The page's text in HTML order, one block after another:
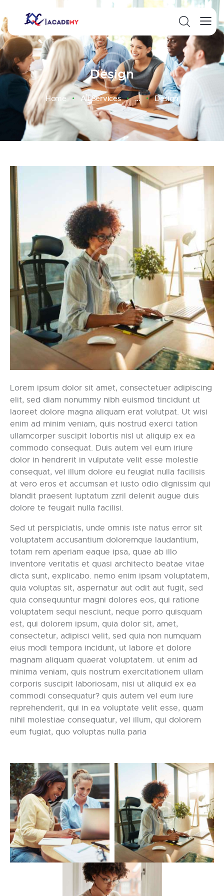
Design
Home All Services ... Design
Lorem ipsum dolor sit amet, consectetuer adipiscing
elit, sed diam nonummy nibh euismod tincidunt ut
laoreet dolore magna aliquam erat volutpat. Ut wisi
enim ad minim veniam, quis nostrud exerci tation
ullamcorper suscipit lobortis nisl ut aliquip ex ea
commodo consequat. Duis autem vel eum iriure
dolor in hendrerit in vulputate velit esse molestie
consequat, vel illum dolore eu feugiat nulla facilisis
at vero eros et accumsan et iusto odio dignissim qui
blandit praesent luptatum zzril delenit augue duis
dolore te feugait nulla facilisi.
Sed ut perspiciatis, unde omnis iste natus error sit
voluptatem accusantium doloremque laudantium,
totam rem aperiam eaque ipsa, quae ab illo
inventore veritatis et quasi architecto beatae vitae
dicta sunt, explicabo. nemo enim ipsam voluptatem,
quia voluptas sit, aspernatur aut odit aut fugit, sed
quia consequuntur magni dolores eos, qui ratione
voluptatem sequi nesciunt, neque porro quisquam
est, qui dolorem ipsum, quia dolor sit, amet,
consectetur, adipisci velit, sed quia non numquam
eius modi tempora incidunt, ut labore et dolore
magnam aliquam quaerat voluptatem. ut enim ad
minima veniam, quis nostrum exercitationem ullam
corporis suscipit laboriosam, nisi ut aliquid ex ea
commodi consequatur? quis autem vel eum iure
reprehenderit, qui in ea voluptate velit esse, quam
nihil molestiae consequatur, vel illum, qui dolorem
eum fugiat, quo voluptas nulla paria